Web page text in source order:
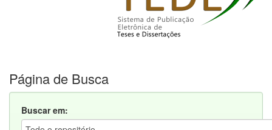
Página de Busca
Buscar em: